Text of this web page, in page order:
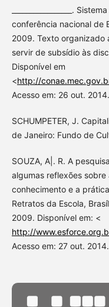
_________________.
conferência nacional de
2009. Texto organizado
servir de subsídio às
Disponível em
<http://
Acesso em: 26 out. 2014.
SCHUMPETER, J.
de Janeiro: Fundo de
SOUZA, A|. R. A
algumas reflexões
conhecimento e a
Retratos da Escola,
2009. Disponível em: <
http://
Acesso em: 27 out. 2014.